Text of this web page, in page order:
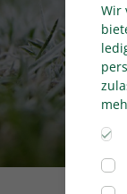
Wir